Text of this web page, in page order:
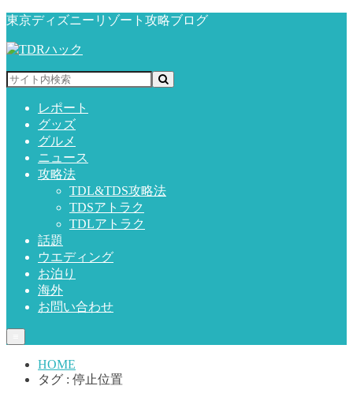
東京ディズニーリゾート攻略ブログ
レポート
グッズ
グルメ
ニュース
攻略法
TDL&TDS攻略法
TDSアトラク
TDLアトラク
話題
ウエディング
お泊り
海外
お問い合わせ
HOME
タグ : 停止位置